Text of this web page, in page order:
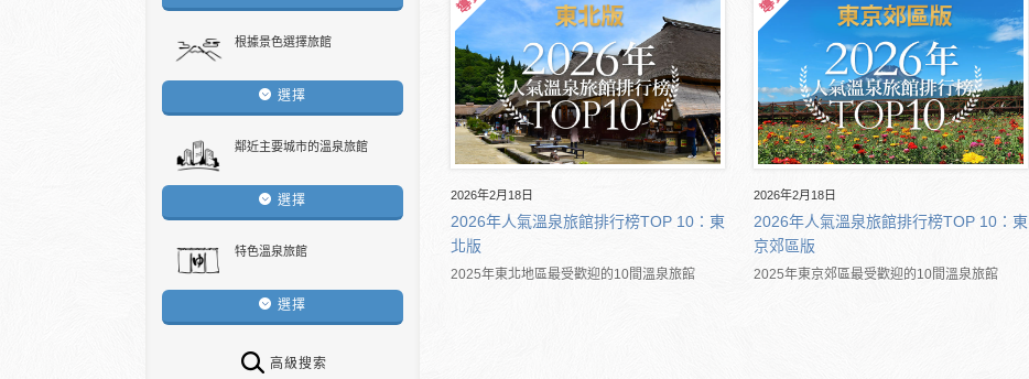
根據景色選擇旅館
選擇
鄰近主要城市的溫泉旅館
選擇
特色溫泉旅館
選擇
高級搜索
2026年2月18日
2026年人氣溫泉旅館排行榜TOP 10：東
北版
2025年東北地區最受歡迎的10間溫泉旅館
2026年2月18日
2026年人氣溫泉旅館排行榜TOP 10：東
京郊區版
2025年東京郊區最受歡迎的10間溫泉旅館